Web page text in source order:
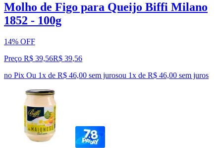
Molho de Figo para Queijo Biffi Milano
1852 - 100g
14% OFF
Preço R$ 39,56R$ 39,56
no Pix Ou 1x de R$ 46,00 sem jurosou 1x de R$ 46,00 sem juros